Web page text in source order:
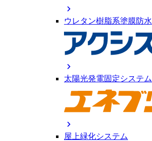
chevron_right
ウレタン樹脂系塗膜防水
chevron_right
太陽光発電固定システム
chevron_right
屋上緑化システム